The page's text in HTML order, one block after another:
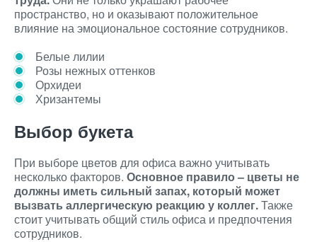
пространство, но и оказывают положительное
влияние на эмоциональное состояние сотрудников.
Белые лилии
Розы нежных оттенков
Орхидеи
Хризантемы
Выбор букета
При выборе цветов для офиса важно учитывать
несколько факторов. Основное правило – цветы не
должны иметь сильный запах, который может
вызвать аллергическую реакцию у коллег.Также
стоит учитывать общий стиль офиса и предпочтения
сотрудников.